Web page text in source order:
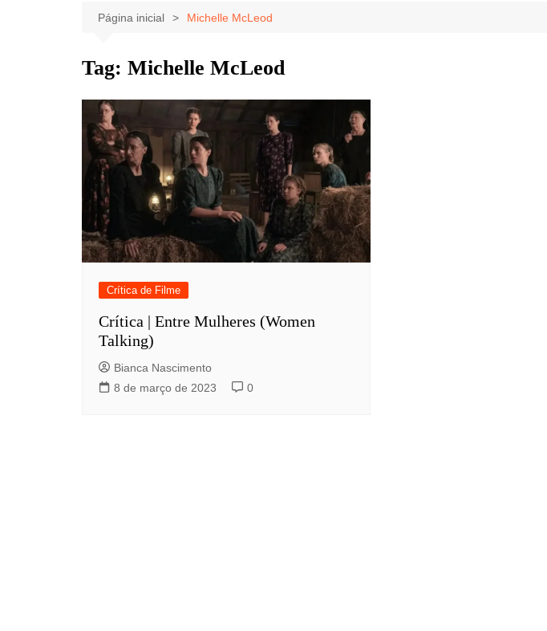
Celebridades
Música
Clássicos
Página inicial Michelle McLeod
Tag: Michelle McLeod
Crítica de Filme
Crítica | Entre Mulheres (Women
Talking)
Bianca Nascimento
8 de março de 2023
0